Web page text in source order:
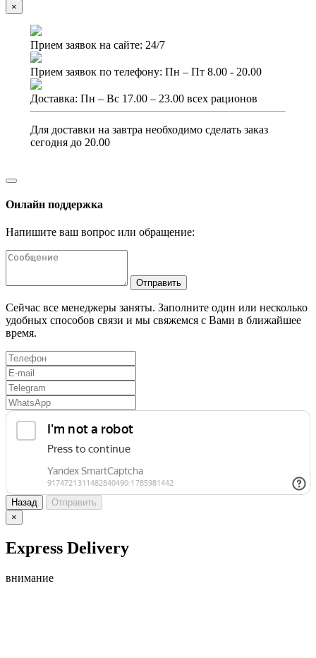
×
Прием заявок на сайте: 24/7
Прием заявок по телефону: Пн – Пт 8.00 - 20.00
Доставка: Пн – Вс 17.00 – 23.00 всех рационов
Для доставки на завтра необходимо сделать заказ
сегодня до 20.00
Онлайн поддержка
Напишите ваш вопрос или обращение:
Отправить
Сейчас все менеджеры заняты. Заполните один или несколько
удобных способов связи и мы свяжемся с Вами в ближайшее
время.
Назад
Отправить
×
Express Delivery
внимание